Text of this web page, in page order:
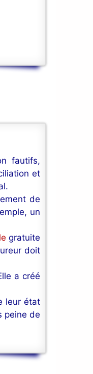
fautifs,
et
de
un
gratuite
doit
a créé
leur état
peine de